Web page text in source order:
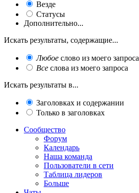
Везде
Статусы
Дополнительно...
Искать результаты, содержащие...
Любое слово из моего запроса
Все слова из моего запроса
Искать результаты в...
Заголовках и содержании
Только в заголовках
Сообщество
Форум
Календарь
Наша команда
Пользователи в сети
Таблица лидеров
Больше